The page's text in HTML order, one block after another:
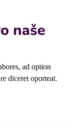
naše
ad option
diceret oporteat.